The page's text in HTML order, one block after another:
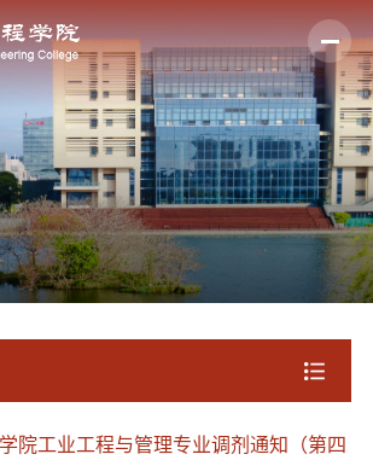
院工业工程与管理专业调剂通知（第四